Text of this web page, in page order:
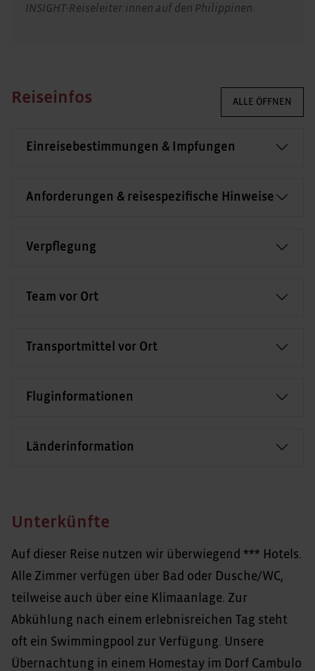
INSIGHT-Reiseleiter:innen auf den Philippinen.
Reiseinfos ALLE ÖFFNEN
Einreisebestimmungen & Impfungen
Anforderungen & reisespezifische Hinweise
Verpflegung
Team vor Ort
Transportmittel vor Ort
Fluginformationen
Länderinformation
Unterkünfte
Auf dieser Reise nutzen wir überwiegend *** Hotels.
Alle Zimmer verfügen über Bad oder Dusche/WC,
teilweise auch über eine Klimaanlage. Zur
Abkühlung nach einem erlebnisreichen Tag steht
oft ein Swimmingpool zur Verfügung. Unsere
Übernachtung in einem Homestay im Dorf Cambulo